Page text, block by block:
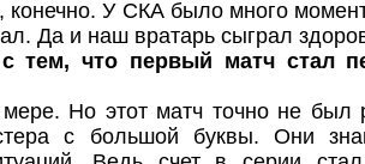
конечно. У СКА было много
Да и наш вратарь сыграл
тем, что первый матч стал
мере. Но этот матч точно не
с большой буквы. Они